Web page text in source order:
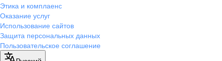
Этика и комплаенс
Оказание услуг
Использование сайтов
Защита персональных данных
Пользовательское соглашение